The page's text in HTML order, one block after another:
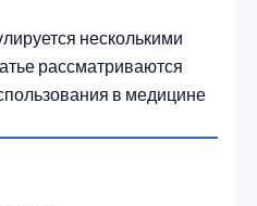
несколькими
рассматриваются
в медицине